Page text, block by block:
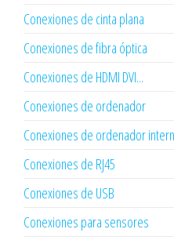
Conexiones de cinta plana
Conexiones de fibra óptica
Conexiones de HDMI DVI...
Conexiones de ordenador
Conexiones de ordenador
Conexiones de RJ45
Conexiones de USB
Conexiones para sensores